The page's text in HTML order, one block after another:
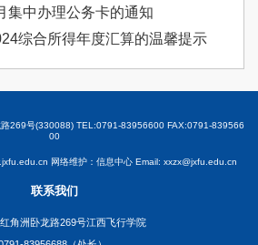
集中办理公务卡的通知
综合所得年度汇算的温馨提示
路269号(330088) TEL:0791-83956600 FAX:0791-839566
00
网络维护：信息中心 Email: xxzx@jxfu.edu.cn
联系我们
角洲卧龙路269号江西飞行学院